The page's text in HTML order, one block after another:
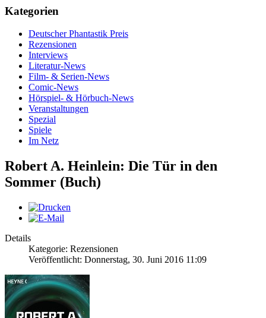
Kategorien
Deutscher Phantastik Preis
Rezensionen
Interviews
Literatur-News
Film- & Serien-News
Comic-News
Hörspiel- & Hörbuch-News
Veranstaltungen
Spezial
Spiele
Im Netz
Robert A. Heinlein: Die Tür in den
Sommer (Buch)
Details
Kategorie: Rezensionen
Veröffentlicht: Donnerstag, 30. Juni 2016 11:09